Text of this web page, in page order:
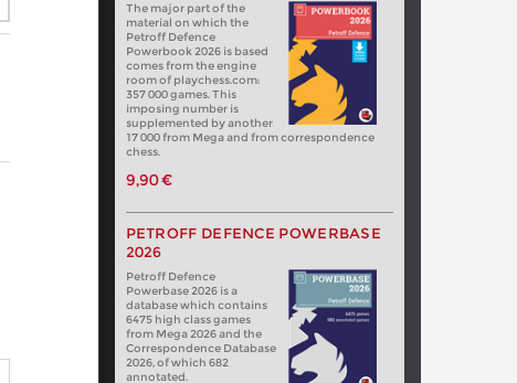
The major part of the
material on which the
Petroff Defence
Powerbook 2026 is based
comes from the engine
room of playchess.com:
357 000 games. This
imposing number is
supplemented by another
17 000 from Mega and from correspondence
chess.
9,90 €
PETROFF DEFENCE POWERBASE
2026
Petroff Defence
Powerbase 2026 is a
database which contains
6475 high class games
from Mega 2026 and the
Correspondence Database
2026, of which 682
annotated.